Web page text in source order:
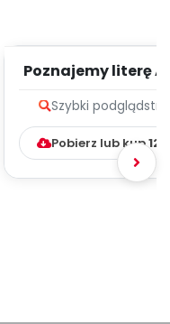
Poznajemy literę A,
Szybki podgląd
Pobierz lub kup